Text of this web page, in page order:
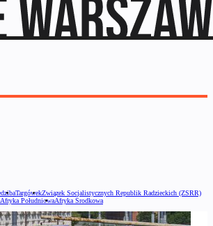
TargówekZwiązek Socjalistycznych Republik Radzieckich (ZSRR)
Afryka PołudniowaAfryka Środkowa